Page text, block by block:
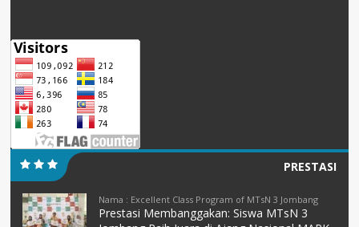
PRESTASI
Nama : Excellent Class Program of MTsN 3 Jombang
Prestasi Membanggakan: Siswa MTsN 3